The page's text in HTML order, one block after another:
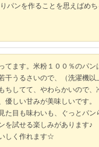
パンを作ることを思えばめ
てます。米粉１００％のパ
干うるさいので、（洗濯機
ちしてて、やわらかいので
しい甘みが美味しいです。
目も味わいも、ぐっとパ
を試せる楽しみがあります
しく作れます☆